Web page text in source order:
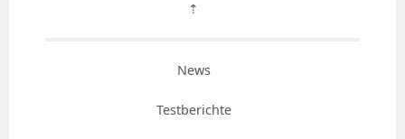
⇡
News
Testberichte